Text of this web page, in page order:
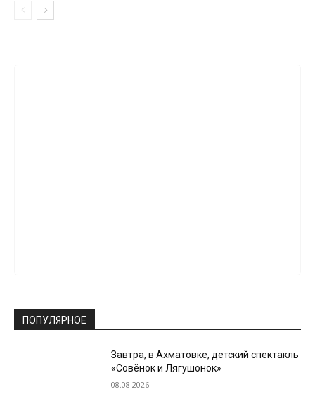
ПОПУЛЯРНОЕ
Завтра, в Ахматовке, детский спектакль
«Совёнок и Лягушонок»
08.08.2026